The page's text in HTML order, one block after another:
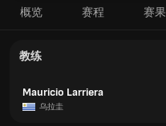
概览 赛程 赛果
教练
Mauricio Larriera
乌拉圭